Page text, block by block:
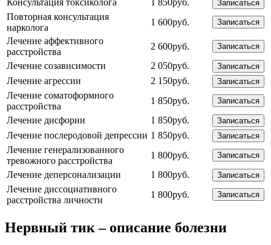
Записаться
Повторная консультация
нарколога
1 600руб. Записаться
Лечение аффективного
расстройства
2 600руб. Записаться
Лечение созависимости 2 050руб. Записаться
Лечение агрессии 2 150руб. Записаться
Лечение соматоформного
расстройства
1 850руб. Записаться
Лечение дисфории 1 850руб. Записаться
Лечение послеродовой депрессии 1 850руб. Записаться
Лечение генерализованного
тревожного расстройства
1 800руб. Записаться
Лечение деперсонализации 1 800руб. Записаться
Лечение диссоциативного
расстройства личности
1 800руб. Записаться
Нервный тик – описание болезни